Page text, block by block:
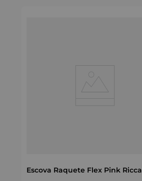
Escova Raquete Flex Pink Ricca